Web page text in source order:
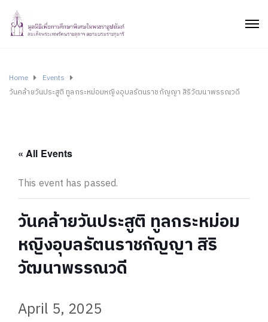
Home
Events
วันคล้ายวันประสูติ ทูลกระหม่อมหญิงอุบลรัตนราชกัญญา สิริวัฒนาพรรณวดี
« All Events
This event has passed.
วันคล้ายวันประสูติ ทูลกระหม่อม
หญิงอุบลรัตนราชกัญญา สิริ
วัฒนาพรรณวดี
April 5, 2025